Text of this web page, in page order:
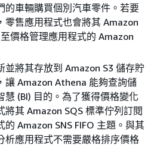
的車輛購買個別汽車零件。若要
零售應用程式也會將其 Amazon
價格管理應用程式的 Amazon
並將其存放到 Amazon S3 儲存貯
讓 Amazon Athena 能夠查詢儲
慧 (BI) 目的。為了獲得價格變化
將其 Amazon SQS 標準佇列訂閱
Amazon SNS FIFO 主題。與其
析應用程式不需要嚴格排序價格